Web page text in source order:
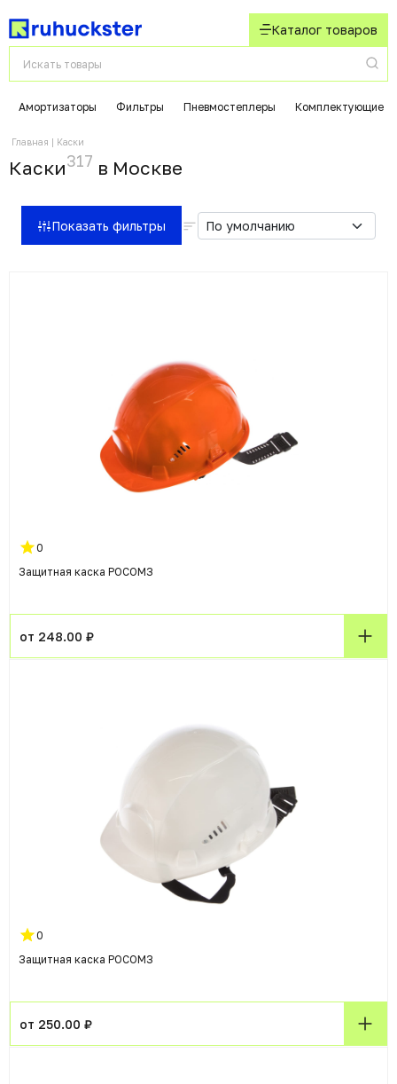
Каталог товаров
Амортизаторы Фильтры Пневмостеплеры Комплектующие
Главная Каски
Каски317 в Москвe
Показать фильтры
0
Защитная каска РОСОМЗ
от 248.00 ₽
0
Защитная каска РОСОМЗ
от 250.00 ₽